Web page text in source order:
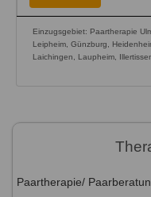
Einzugsgebiet: Paartherapie
Leipheim, Günzburg,
Laichingen, Laupheim,
Paartherapie/